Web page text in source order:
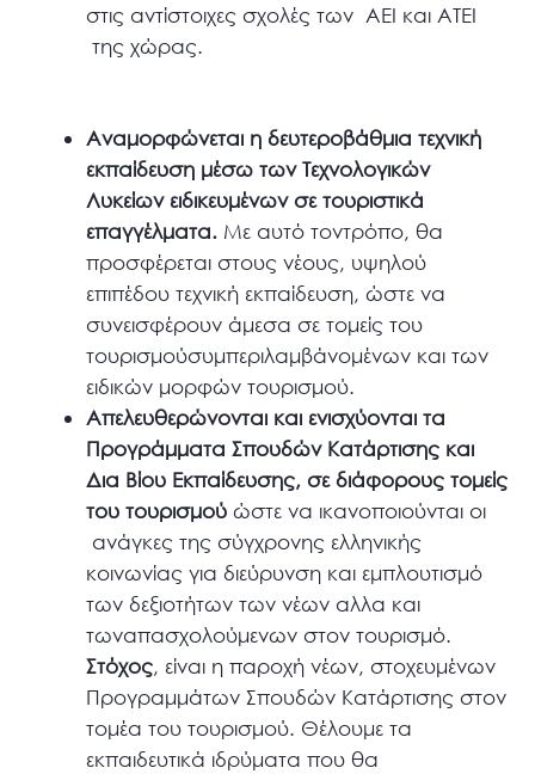
στις αντίστοιχες σχολές των ΑΕΙ και ΑΤΕΙ
της χώρας.
Αναμορφώνεται η δευτεροβάθμια τεχνική
εκπαίδευση μέσω των Τεχνολογικών
Λυκείων ειδικευμένων σε τουριστικά
επαγγέλματα. Με αυτό τοντρόπο, θα
προσφέρεται στους νέους, υψηλού
επιπέδου τεχνική εκπαίδευση, ώστε να
συνεισφέρουν άμεσα σε τομείς του
τουρισμούσυμπεριλαμβάνομένων και των
ειδικών μορφών τουρισμού.
Απελευθερώνονται και ενισχύονται τα
Προγράμματα Σπουδών Κατάρτισης και
Δια Βίου Εκπαίδευσης, σε διάφορους τομείς
του τουρισμούώστε να ικανοποιούνται οι
ανάγκες της σύγχρονης ελληνικής
κοινωνίας για διεύρυνση και εμπλουτισμό
των δεξιοτήτων των νέων αλλα και
τωναπασχολούμενων στον τουρισμό.
Στόχος, είναι η παροχή νέων, στοχευμένων
Προγραμμάτων Σπουδών Κατάρτισης στον
τομέα του τουρισμού. Θέλουμε τα
εκπαιδευτικά ιδρύματα που θα